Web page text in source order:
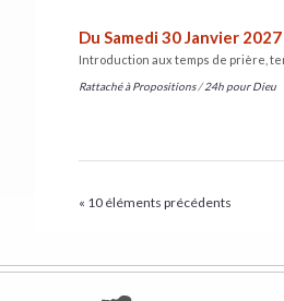
Du Samedi 30 Janvier
Introduction aux temps de prière,
Rattaché à Propositions /24h pour Dieu
« 10 éléments précédents